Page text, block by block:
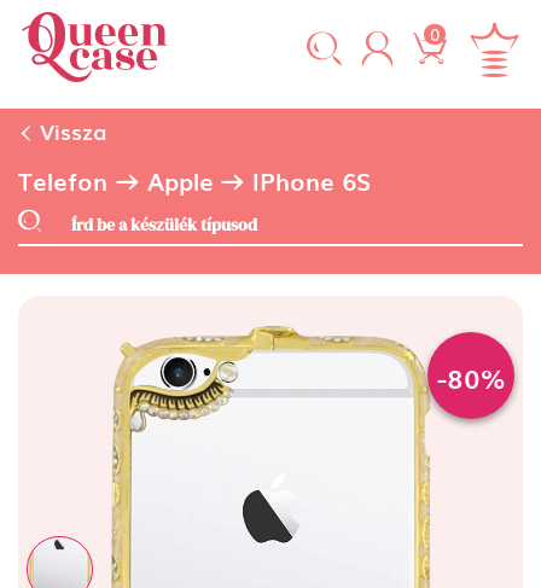
0
Vissza
Telefon Apple IPhone 6S
-80%